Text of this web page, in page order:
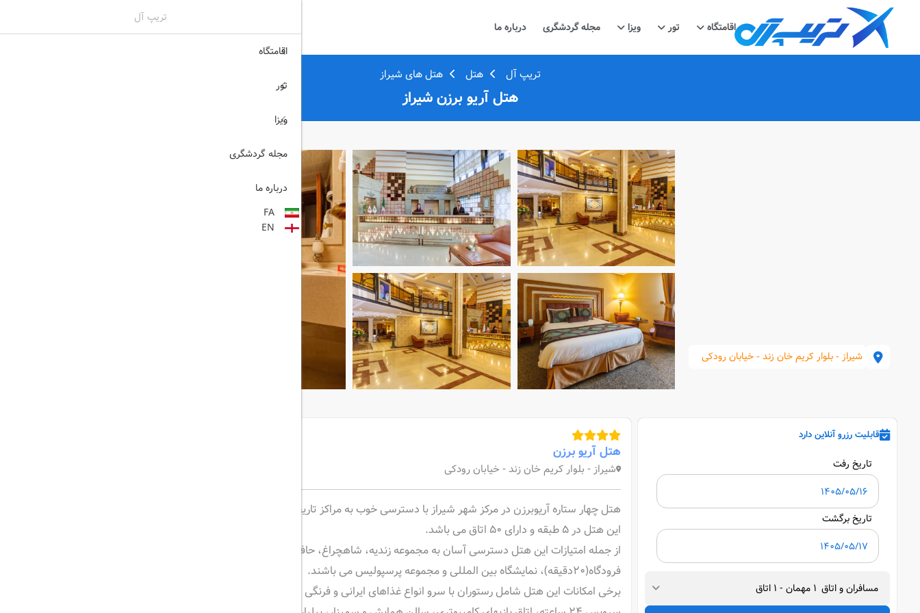
اقامتگاه تور ویزا مجله گردشگری درباره ما 02171117717
تریپ آل هتل هتل های شیراز
هتل آریو برزن شیراز
شیراز - بلوار کریم خان زند - خیابان رودکی
قابلیت رزرو آنلاین دارد
تاریخ رفت
تاریخ برگشت
مسافران و اتاق 1 مهمان -
1 اتاق
هتل آریو برزن
شیراز - بلوار کریم خان زند - خیابان رودکی
هتل چهار ستاره آریوبرزن در مرکز شهر شیراز با دسترسی خوب به مراکز تاریخی و اداری شهر واقع شده است.
این هتل در 5 طبقه و دارای 50 اتاق می باشد.
از جمله امتیازات این هتل دسترسی آسان به مجموعه زندیه، شاهچراغ، حافظیه، مقبره سعدی، مراکز خرید و باغ ارم، فاصله نزدیک به
فرودگاه(20دقیقه)، نمایشگاه بین المللی و مجموعه پرسپولیس می باشند.
برخی امکانات این هتل شامل رستوران با سرو انواع غذاهای ایرانی و فرنگی در محیطی آرام، کافی شاپ،دفتر خدمات مسافرتی، روم
تریپ آل
اقامتگاه
تور
ویزا
مجله گردشگری
درباره ما
FA
EN